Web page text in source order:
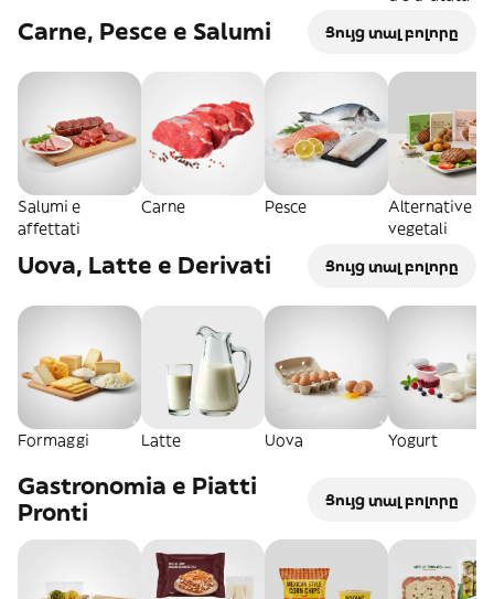
Carne, Pesce e Salumi Ցույց տալ բոլորը
Salumi e
affettati
Carne Pesce
Alternative
vegetali
Uova, Latte e Derivati Ցույց տալ բոլորը
Formaggi Latte Uova Yogurt
Gastronomia e Piatti
Pronti
Ցույց տալ բոլորը